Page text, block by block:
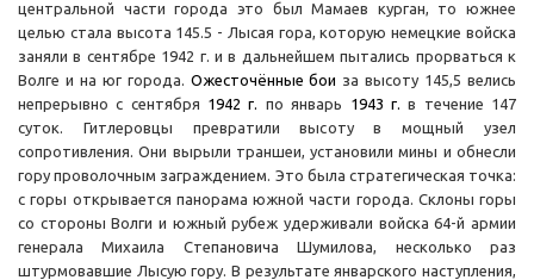
центральной части города это был Мамаев курган, то южнее
целью стала высота 145.5 - Лысая гора, которую немецкие войска
заняли в сентябре 1942 г. и в дальнейшем пытались прорваться к
Волге и на юг города. Ожесточённые бои за высоту 145,5 велись
непрерывно с сентября 1942 г. по январь 1943 г. в течение 147
суток. Гитлеровцы превратили высоту в мощный узел
сопротивления. Они вырыли траншеи, установили мины и обнесли
гору проволочным заграждением. Это была стратегическая точка:
с горы открывается панорама южной части города. Склоны горы
со стороны Волги и южный рубеж удерживали войска 64-й армии
генерала Михаила Степановича Шумилова, несколько раз
штурмовавшие Лысую гору. В результате январского наступления,